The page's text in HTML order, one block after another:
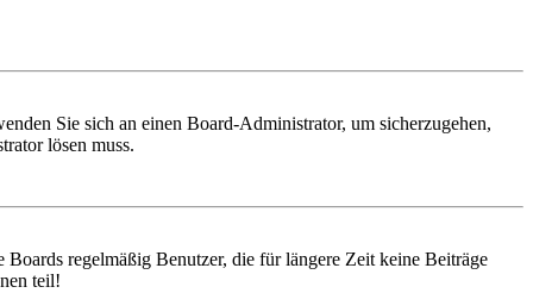
Sie sich an einen Board-Administrator, um sicherzugehen,
lösen muss.
regelmäßig Benutzer, die für längere Zeit keine Beiträge
teil!